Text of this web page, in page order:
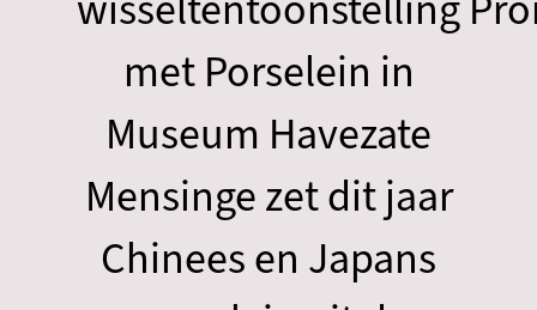
met Porselein in
Museum Havezate
Mensinge zet dit jaar
Chinees en Japans